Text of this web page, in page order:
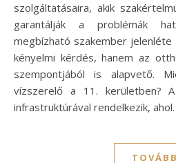
szolgáltatásaira, akik
garantálják a problémák
megbízható szakember jelenléte
kényelmi kérdés, hanem az
szempontjából is alapvető.
vízszerelő a 11. kerületben?
infrastruktúrával rendelkezik,
TOVÁBB